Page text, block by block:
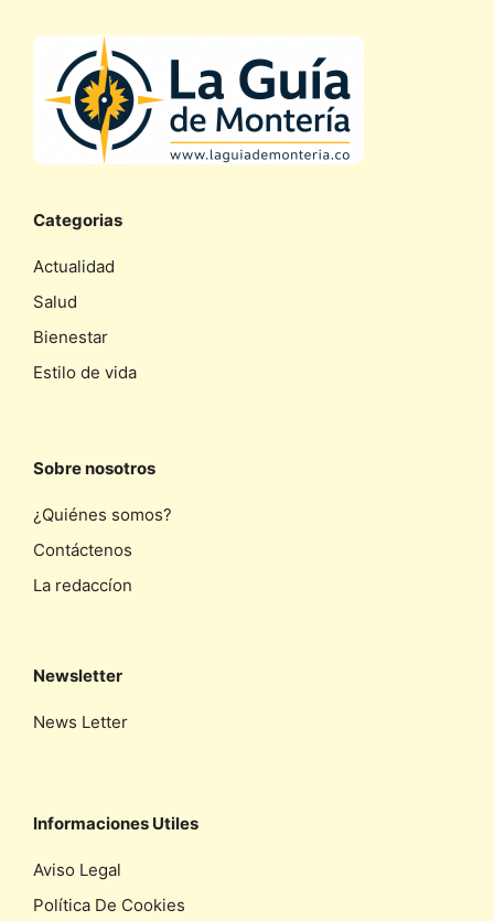
Categorias
Actualidad
Salud
Bienestar
Estilo de vida
Sobre nosotros
¿Quiénes somos?
Contáctenos
La redaccíon
Newsletter
News Letter
Informaciones Utiles
Aviso Legal
Política De Cookies